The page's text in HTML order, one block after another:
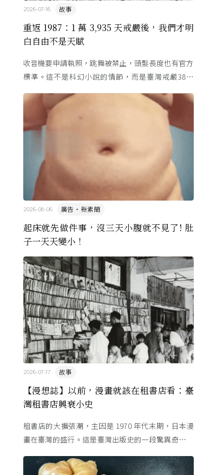
重返 1987：1 萬 3,935 天戒嚴後，我們才明
白自由不是天賦
故事
2026-07-16
收音機要申請執照，跳舞被禁止，頭髮長度也有官方
標準。這不是科幻小說的情節，而是臺灣戒嚴38年
嚴令，這段歷 ...
起床就先做件事，沒三天小腹就不見了! 肚
子一天天變小！
廣告・新素簡
2026-08-06
【漫想誌】以前，漫畫就該在租書店看：臺
灣租書店興衰小史
故事
2026-07-17
租書店的大擴張潮，主因是 1970 年代末期，日本漫
畫在臺灣的盛行。這是臺灣出版史的一段驚異奇航。
的協定保護 ...